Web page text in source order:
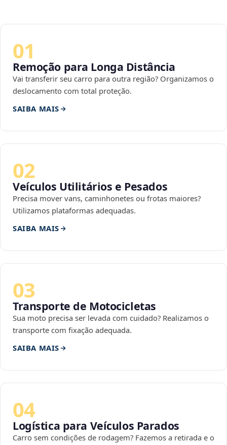
01
Remoção para Longa Distância
Vai transferir seu carro para outra região? Organizamos o
deslocamento com total proteção.
SAIBA MAIS
02
Veículos Utilitários e Pesados
Precisa mover vans, caminhonetes ou frotas maiores?
Utilizamos plataformas adequadas.
SAIBA MAIS
03
Transporte de Motocicletas
Sua moto precisa ser levada com cuidado? Realizamos o
transporte com fixação adequada.
SAIBA MAIS
04
Logística para Veículos Parados
Carro sem condições de rodagem? Fazemos a retirada e o